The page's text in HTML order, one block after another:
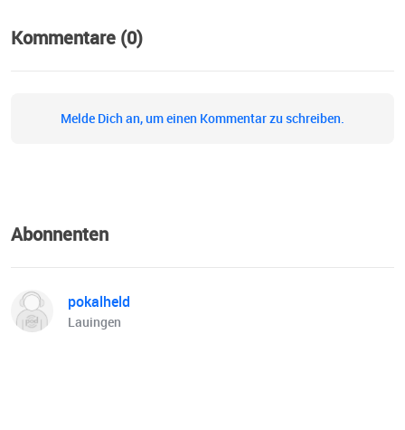
Kommentare (0)
Melde Dich an, um einen Kommentar zu schreiben.
Abonnenten
pokalheld
Lauingen